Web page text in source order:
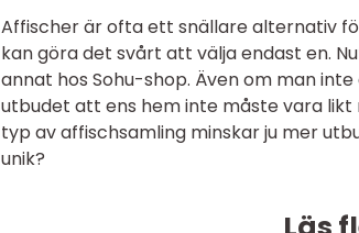
Affischer är ofta ett snällare alternativ
kan göra det svårt att välja endast en.
annat hos Sohu-shop. Även om man
utbudet att ens hem inte måste vara likt
typ av affischsamling minskar ju mer
unik?